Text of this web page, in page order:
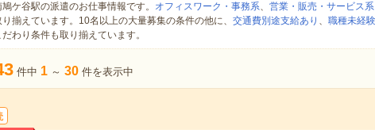
鳩ケ谷駅の派遣のお仕事情報です。 オフィスワーク・事務系、 営業・販売・サービス系
り揃えています。10名以上の大量募集の条件の他に、 交通費別途支給あり 、 職種未経
だわり条件も取り揃えています。
件中 1 ～ 30 件を表示中